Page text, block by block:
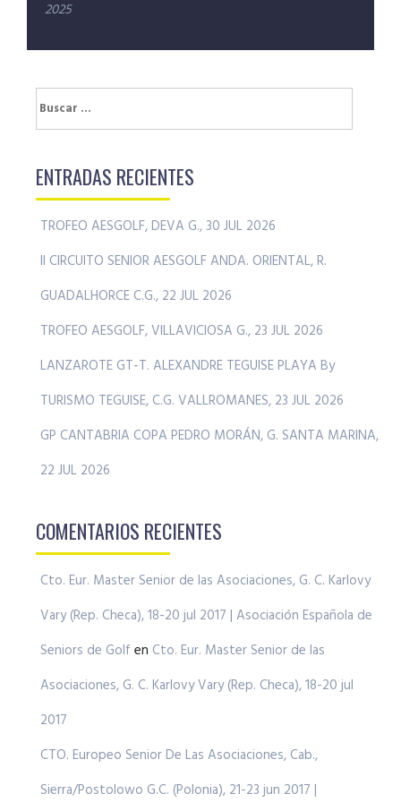
2025
Buscar:
ENTRADAS RECIENTES
TROFEO AESGOLF, DEVA G., 30 JUL 2026
II CIRCUITO SENIOR AESGOLF ANDA. ORIENTAL, R.
GUADALHORCE C.G., 22 JUL 2026
TROFEO AESGOLF, VILLAVICIOSA G., 23 JUL 2026
LANZAROTE GT-T. ALEXANDRE TEGUISE PLAYA By
TURISMO TEGUISE, C.G. VALLROMANES, 23 JUL 2026
GP CANTABRIA COPA PEDRO MORÁN, G. SANTA MARINA,
22 JUL 2026
COMENTARIOS RECIENTES
Cto. Eur. Master Senior de las Asociaciones, G. C. Karlovy
Vary (Rep. Checa), 18-20 jul 2017 | Asociación Española de
Seniors de Golf en Cto. Eur. Master Senior de las
Asociaciones, G. C. Karlovy Vary (Rep. Checa), 18-20 jul
2017
CTO. Europeo Senior De Las Asociaciones, Cab.,
Sierra/Postolowo G.C. (Polonia), 21-23 jun 2017 |